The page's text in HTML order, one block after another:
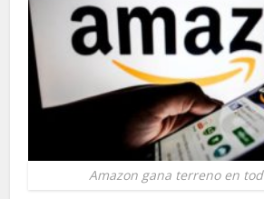
Amazon gana terreno en